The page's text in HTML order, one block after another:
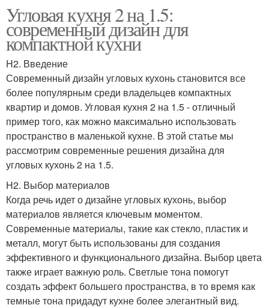
Угловая кухня 2 на 1.5:
современный дизайн для
компактной кухни
H2. Введение
Современный дизайн угловых кухонь становится все
более популярным среди владельцев компактных
квартир и домов. Угловая кухня 2 на 1.5 - отличный
пример того, как можно максимально использовать
пространство в маленькой кухне. В этой статье мы
рассмотрим современные решения дизайна для
угловых кухонь 2 на 1.5.
H2. Выбор материалов
Когда речь идет о дизайне угловых кухонь, выбор
материалов является ключевым моментом.
Современные материалы, такие как стекло, пластик и
металл, могут быть использованы для создания
эффективного и функционального дизайна. Выбор цвета
также играет важную роль. Светлые тона помогут
создать эффект большего пространства, в то время как
темные тона придадут кухне более элегантный вид.